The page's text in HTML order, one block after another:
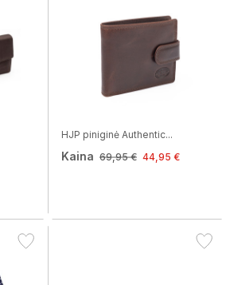
HJP piniginė Authentic...
Kaina 69,95 € 44,95 €